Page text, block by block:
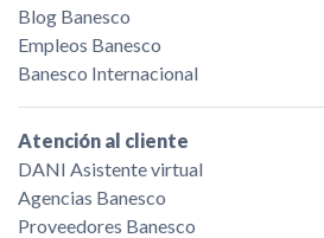
Blog Banesco
Empleos Banesco
Banesco Internacional
Atención al cliente
DANI Asistente virtual
Agencias Banesco
Proveedores Banesco